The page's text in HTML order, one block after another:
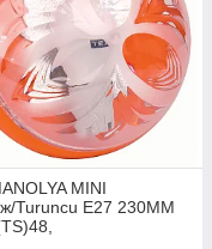
MINI
Turuncu E27 230MM